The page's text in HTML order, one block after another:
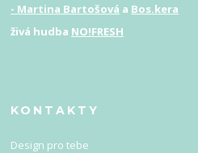
- Martina Bartošová a Bos.kera
živá hudba NO!FRESH
KONTAKTY
Design pro tebe